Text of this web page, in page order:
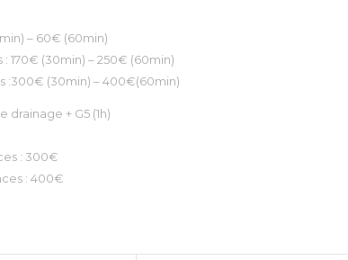
– 60€ (60min)
170€ (30min) – 250€ (60min)
:300€ (30min) – 400€(60min)
+ G5 (1h)
: 300€
: 400€